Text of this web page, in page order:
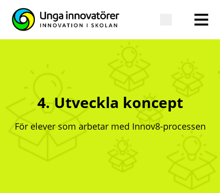
4. Utveckla koncept
För elever som arbetar med Innov8-processen